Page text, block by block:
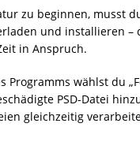
zu beginnen, musst
und installieren –
in Anspruch.
Programms wählst du
PSD-Datei
gleichzeitig